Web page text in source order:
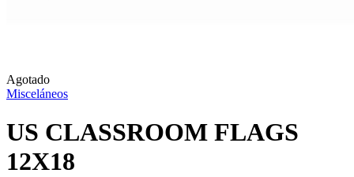
Agotado
Misceláneos
US CLASSROOM FLAGS
12X18